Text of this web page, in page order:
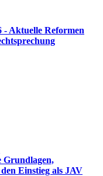
- Aktuelle Reformen
Grundlagen,
Einstieg als JAV